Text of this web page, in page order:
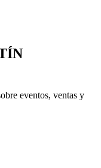
eventos, ventas y